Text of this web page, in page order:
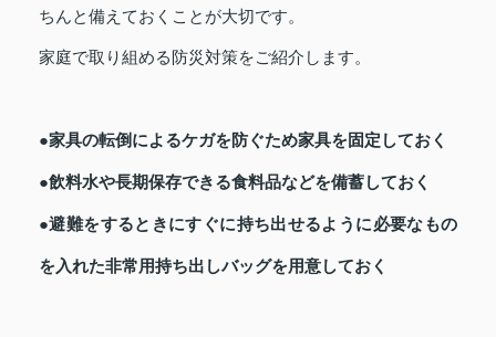
ちんと備えておくことが大切です。
家庭で取り組める防災対策をご紹介します。
●家具の転倒によるケガを防ぐため家具を固定しておく
●飲料水や長期保存できる食料品などを備蓄しておく
●避難をするときにすぐに持ち出せるように必要なもの
を入れた非常用持ち出しバッグを用意しておく